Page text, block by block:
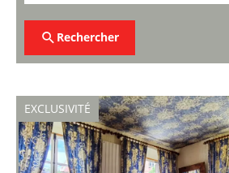
Rechercher
EXCLUSIVITÉ